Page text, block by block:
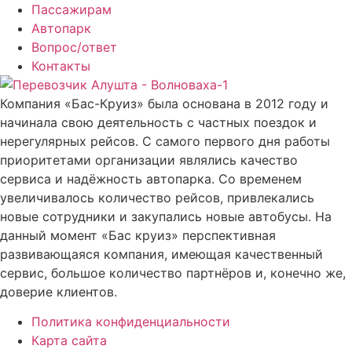
Пассажирам
Автопарк
Вопрос/ответ
Контакты
Компания «Бас-Круиз» была основана в 2012 году и
начинала свою деятельность с частных поездок и
нерегулярных рейсов. С самого первого дня работы
приоритетами организации являлись качество
сервиса и надёжность автопарка. Со временем
увеличивалось количество рейсов, привлекались
новые сотрудники и закупались новые автобусы. На
данный момент «Бас круиз» перспективная
развивающаяся компания, имеющая качественный
сервис, большое количество партнёров и, конечно же,
доверие клиентов.
Политика конфиденциальности
Карта сайта